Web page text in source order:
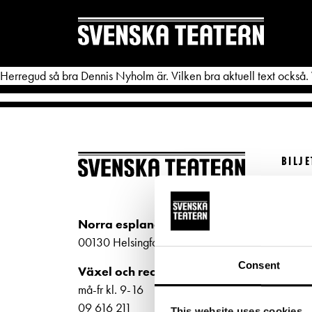
Consent
REPERTOAR & BILJETTER
Kalender
Biljetter
DITT
Textning
Herregud så bra Dennis Nyholm är. Vilken bra aktuell text
Norra esplanaden 2
00130 Helsingfors
Växel och reception
må-fr kl. 9-16
09 616 211
ti-fr